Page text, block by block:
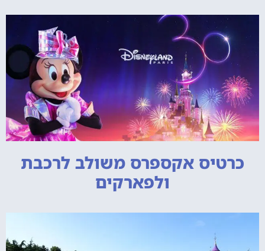
כרטיס אקספרס משולב לרכבת
ולפארקים